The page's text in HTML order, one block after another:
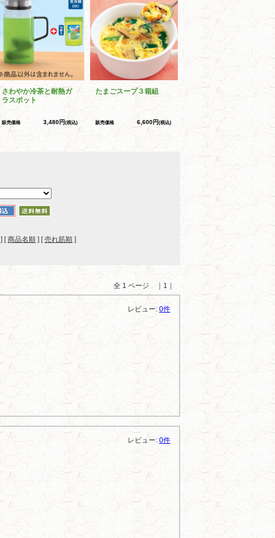
さわやか冷茶と耐熱ガ
ラスポット
販売価格 3,480円(税込)
たまごスープ３箱組
販売価格 6,600円(税込)
] [商品名順 ] [売れ筋順 ]
全 1 ページ ｜1｜
レビュー: 0件
レビュー: 0件